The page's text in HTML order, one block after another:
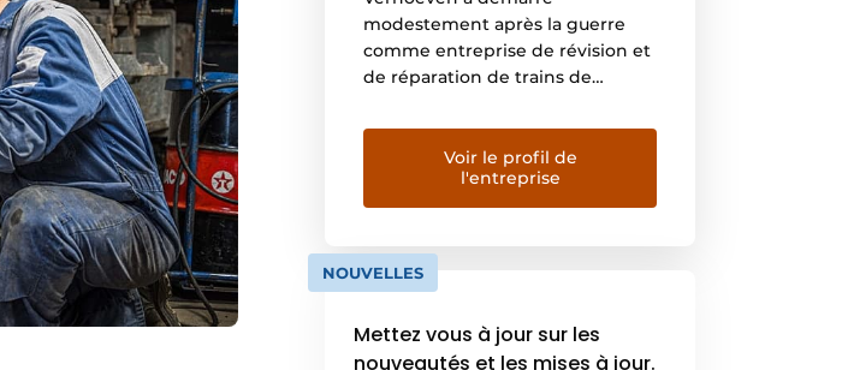
modestement après la guerre
comme entreprise de révision et
de réparation de trains de
entreprises regroupées sous la
bannière Verhoeven Group, nous
sommes un acteur d’envergure
internationale pour les engins de
d’équipement et trains de
chenilles. Le Verhoeven Group
suivantes : Verhoeven […]
Voir le profil de
l'entreprise
NOUVELLES
Mettez vous à jour sur les
nouveautés et les mises à jour.